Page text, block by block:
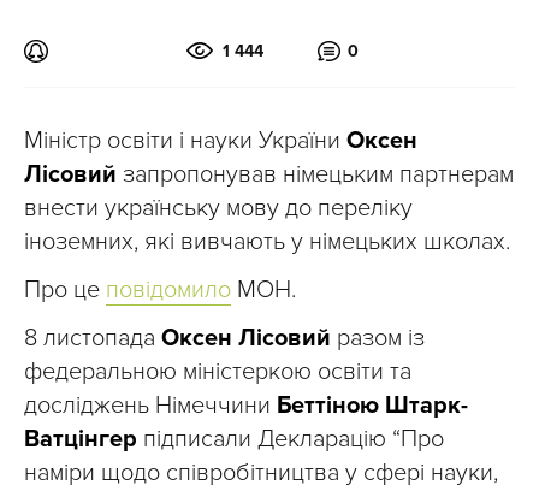
1 444 0
Міністр освіти і науки України Оксен
Лісовий запропонував німецьким партнерам
внести українську мову до переліку
іноземних, які вивчають у німецьких школах.
Про це повідомило МОН.
8 листопада Оксен Лісовий разом із
федеральною міністеркою освіти та
досліджень Німеччини Беттіною Штарк-
Ватцінгер підписали Декларацію “Про
наміри щодо співробітництва у сфері науки,